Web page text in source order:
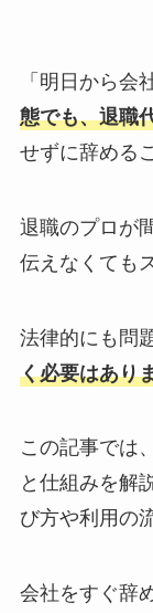
「明日から会
態でも、退職
せずに辞める
退職のプロが
伝えなくても
法律的にも問
く必要はあり
この記事では
と仕組みを解
び方や利用の
会社をすぐ辞